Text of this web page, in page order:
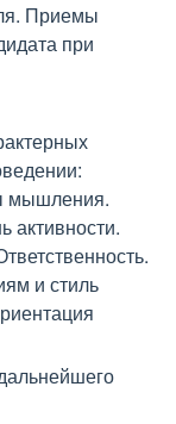
Приемы
при
мышления.
активности.
и стиль